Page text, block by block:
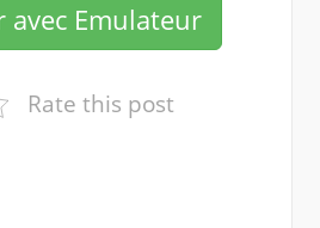
avec Emulateur
Rate this post